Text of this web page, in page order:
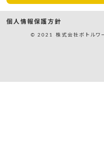
個人情報保護方針
© 2021 株式会社ボトル